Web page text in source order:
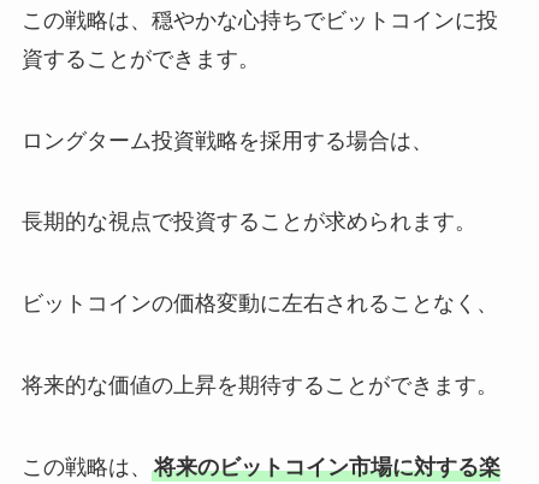
この戦略は、穏やかな心持ちでビットコインに投
資することができます。
ロングターム投資戦略を採用する場合は、
長期的な視点で投資することが求められます。
ビットコインの価格変動に左右されることなく、
将来的な価値の上昇を期待することができます。
この戦略は、 将来のビットコイン市場に対する楽